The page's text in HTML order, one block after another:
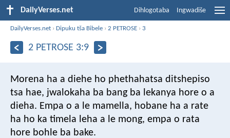
DailyVerses.net Dihlogotaba Ingwadiše
DailyVerses.net ›Dipuku tša Bibele ›2 PETROSE ›3
2 PETROSE 3:9
Morena ha a diehe ho phethahatsa ditshepiso
tsa hae, jwalokaha ba bang ba lekanya hore o a
dieha. Empa o a le mamella, hobane ha a rate
ha ho ka timela leha a le mong, empa o rata
hore bohle ba bake.